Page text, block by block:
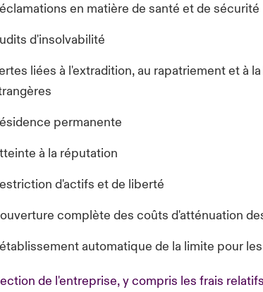
en matière de santé et de sécurité
d'insolvabilité
liées à l'extradition, au rapatriement et à
permanente
à la réputation
d'actifs et de liberté
complète des coûts d'atténuation
automatique de la limite pour
de l'entreprise, y compris les frais